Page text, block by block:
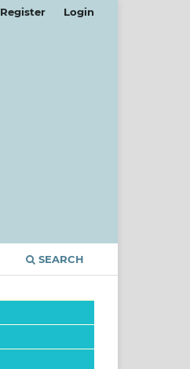
SEARCH
Register Login